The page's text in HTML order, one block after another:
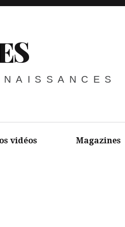
vidéos Magazines